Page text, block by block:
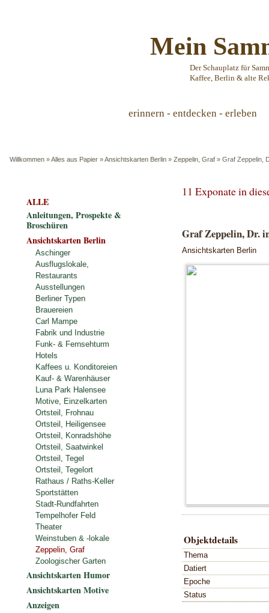
Mein
Der Schauplatz für
Kaffee, Berlin & alte
erinnern - entdecken - erleben
Willkommen »Alles aus Papier »Ansichtskarten Berlin » Zeppelin, Graf » Graf Zeppelin,
11 Exponate in
Graf Zeppelin, Dr.
Ansichtskarten Berlin
Objektdetails
Thema
Datiert
Epoche
Status
ALLE
Anleitungen, Prospekte &
Broschüren
Ansichtskarten Berlin
Aschinger
Ausflugslokale,
Restaurants
Ausstellungen
Berliner Typen
Brauereien
Carl Mampe
Fabrik und Industrie
Funk- & Fernsehturm
Hotels
Kaffees u. Konditoreien
Kauf- & Warenhäuser
Luna Park Halensee
Motive, Einzelkarten
Ortsteil, Frohnau
Ortsteil, Heiligensee
Ortsteil, Konradshöhe
Ortsteil, Saatwinkel
Ortsteil, Tegel
Ortsteil, Tegelort
Rathaus / Raths-Keller
Sportstätten
Stadt-Rundfahrten
Tempelhofer Feld
Theater
Weinstuben & -lokale
Zeppelin, Graf
Zoologischer Garten
Ansichtskarten Humor
Ansichtskarten Motive
Anzeigen